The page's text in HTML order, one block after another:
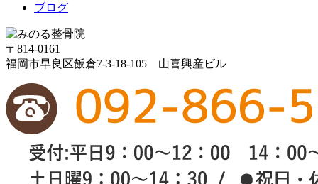
ブログ
〒814-0161
福岡市早良区飯倉7-3-18-105 山喜興産ビル